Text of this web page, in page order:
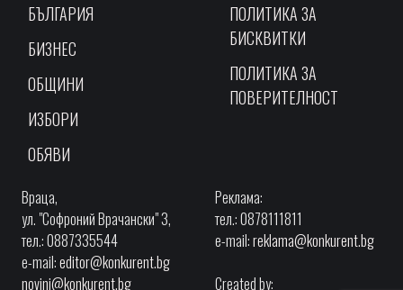
БЪЛГАРИЯ
БИЗНЕС
ОБЩИНИ
ИЗБОРИ
ОБЯВИ
ПОЛИТИКА ЗА
БИСКВИТКИ
ПОЛИТИКА ЗА
ПОВЕРИТЕЛНОСТ
Враца,
ул. "Софроний Врачански" 3,
тел.: 0887335544
e-mail:editor@konkurent.bg
novini@konkurent.bg
Реклама:
тел.: 0878111811
e-mail:reklama@konkurent.bg
Created by: